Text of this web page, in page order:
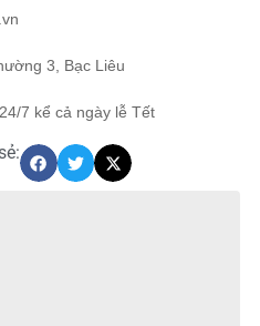
3, Bạc Liêu
7 kể cả ngày lễ Tết